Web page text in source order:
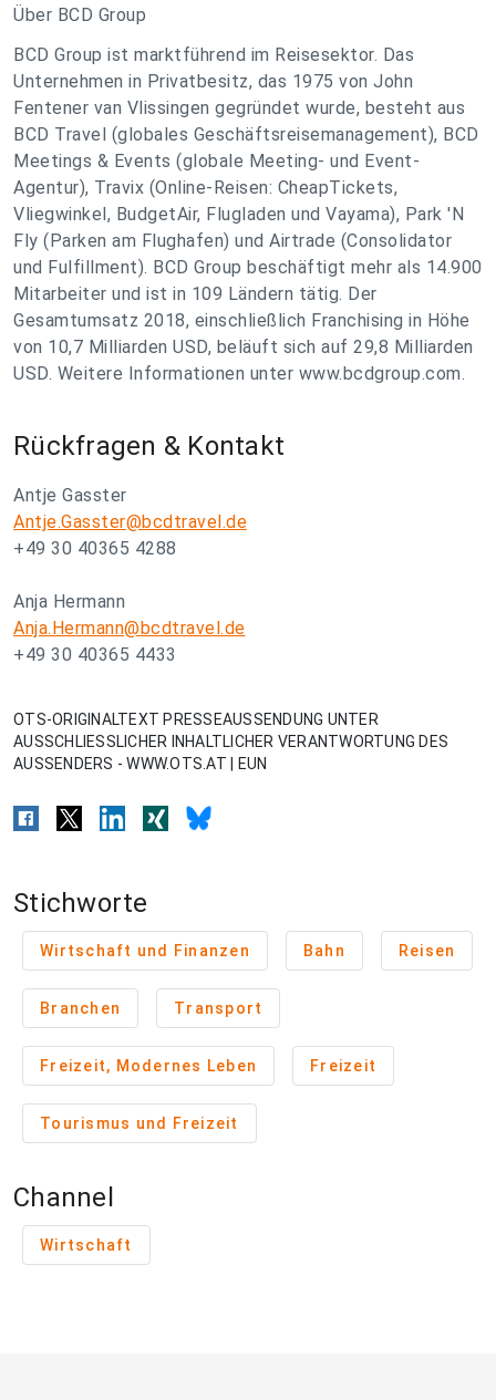
Über BCD Group
BCD Group ist marktführend im Reisesektor. Das
Unternehmen in Privatbesitz, das 1975 von John
Fentener van Vlissingen gegründet wurde, besteht aus
BCD Travel (globales Geschäftsreisemanagement), BCD
Meetings & Events (globale Meeting- und Event-
Agentur), Travix (Online-Reisen: CheapTickets,
Vliegwinkel, BudgetAir, Flugladen und Vayama), Park 'N
Fly (Parken am Flughafen) und Airtrade (Consolidator
und Fulfillment). BCD Group beschäftigt mehr als 14.900
Mitarbeiter und ist in 109 Ländern tätig. Der
Gesamtumsatz 2018, einschließlich Franchising in Höhe
von 10,7 Milliarden USD, beläuft sich auf 29,8 Milliarden
USD. Weitere Informationen unter www.bcdgroup.com.
Rückfragen & Kontakt
Antje Gasster
Antje.Gasster@bcdtravel.de
+49 30 40365 4288
Anja Hermann
Anja.Hermann@bcdtravel.de
+49 30 40365 4433
OTS-ORIGINALTEXT PRESSEAUSSENDUNG UNTER
AUSSCHLIESSLICHER INHALTLICHER VERANTWORTUNG DES
AUSSENDERS - WWW.OTS.AT | EUN
Stichworte
Wirtschaft und Finanzen Bahn Reisen
Branchen Transport
Freizeit, Modernes Leben Freizeit
Tourismus und Freizeit
Channel
Wirtschaft